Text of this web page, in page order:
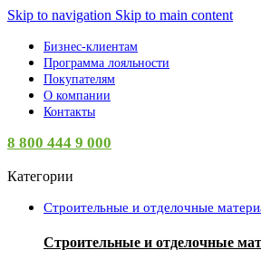
Skip to navigation Skip to main content
Бизнес-клиентам
Программа лояльности
Покупателям
О компании
Контакты
8 800 444 9 000
Категории
Строительные и отделочные
Строительные и отделочные